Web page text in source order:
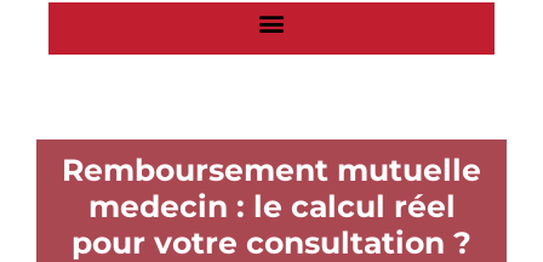
Remboursement mutuelle
medecin : le calcul réel
pour votre consultation ?